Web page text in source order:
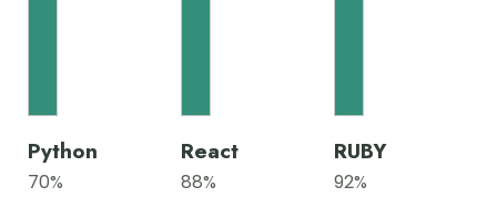
Python
70%
React
88%
RUBY
92%